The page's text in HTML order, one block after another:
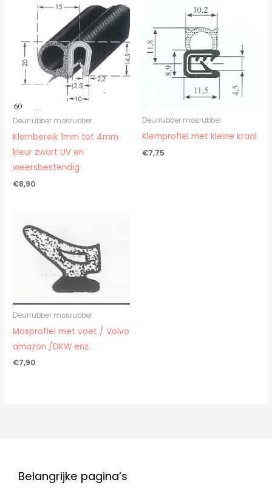
Deurrubber mosrubber
Klembereik 1mm tot 4mm
kleur zwart UV en
weersbestendig
€8,90
Deurrubber mosrubber
Klemprofiel met kleine kraal
€7,75
Deurrubber mosrubber
Mosprofiel met voet / Volvo
amazon /DKW enz.
€7,90
Belangrijke pagina’s